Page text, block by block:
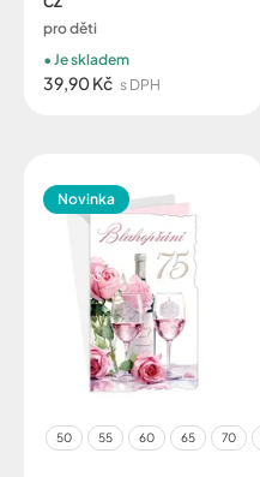
pro děti
39,90 Kč s DPH
Je skladem
Novinka
50 55 60 65 70